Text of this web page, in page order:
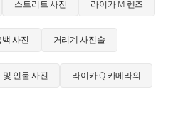
스트리트 사진 라이카 M 렌즈
백 사진 거리계 사진술
및 인물 사진 라이카 Q 카메라의